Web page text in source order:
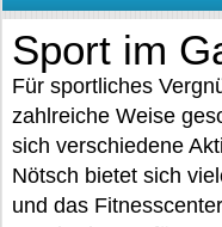
Sport im
Für sportliches
zahlreiche Weise
sich verschiedene
Nötsch bietet sich
und das